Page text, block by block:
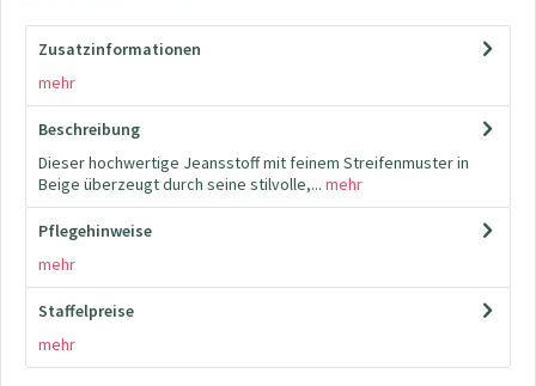
Zusatzinformationen
mehr
Beschreibung
Dieser hochwertige Jeansstoff mit feinem Streifenmuster in
Beige überzeugt durch seine stilvolle,... mehr
Pflegehinweise
mehr
Staffelpreise
mehr